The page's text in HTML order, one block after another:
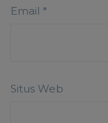
Email *
Situs Web